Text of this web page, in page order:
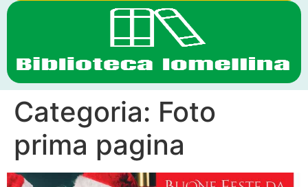
Categoria: Foto
prima pagina